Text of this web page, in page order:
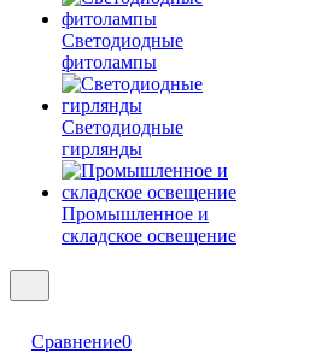
Светодиодные
фитолампы
Светодиодные
гирлянды
Промышленное и
складское освещение
Сравнение0